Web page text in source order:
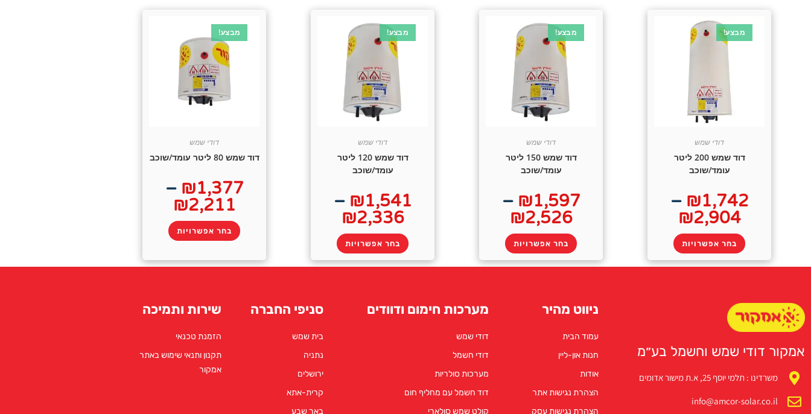
מבצע!
דודי שמש
דוד שמש 200 ליטר
עומד/שוכב
₪1,742
–
₪2,904
בחר אפשרויות
מבצע!
דודי שמש
דוד שמש 150 ליטר
עומד/שוכב
₪1,597
–
₪2,526
בחר אפשרויות
מבצע!
דודי שמש
דוד שמש 120 ליטר
עומד/שוכב
₪1,541
–
₪2,336
בחר אפשרויות
מבצע!
דודי שמש
דוד שמש 80 ליטר עומד/שוכב
₪1,377
–
₪2,211
בחר אפשרויות
אמקור דודי שמש וחשמל בע״מ
משרדינו : תלמי יוסף 25, א.ת מישור אדומים
info@amcor-solar.co.il
ניווט מהיר
עמוד הבית
חנות און-ליין
אודות
הצהרת נגישות אתר
הצהרת נגישות עסק
מערכות חימום ודוודים
דודי שמש
דודי חשמל
מערכות סולריות
דוד חשמל עם מחליף חום
קולט שמש סולארי
סניפי החברה
בית שמש
נתניה
ירושלים
קרית-אתא
באר שבע
שירות ותמיכה
הזמנת טכנאי
תקנון ותנאי שימוש באתר
אמקור